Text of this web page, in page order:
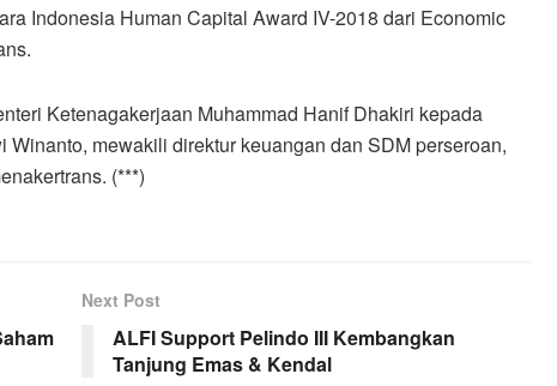
Indonesia Human Capital Award IV-2018 dari Economic
Ketenagakerjaan Muhammad Hanif Dhakiri kepada
mewakili direktur keuangan dan SDM perseroan,
(***)
Next Post
ALFI Support Pelindo III Kembangkan
Tanjung Emas & Kendal